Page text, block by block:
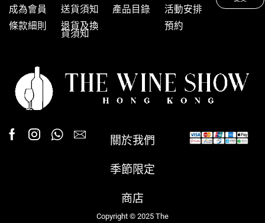
成為會員
條款細則
送貨須知
退貨及換
貨須知
產品目錄
活動安排
預約
關於我們
季節限定
商店
Copyright © 2025 The